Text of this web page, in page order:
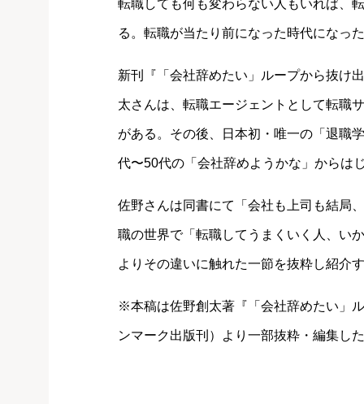
転職しても何も変わらない人もいれば、
る。転職が当たり前になった時代になっ
新刊『「会社辞めたい」ループから抜け
太さんは、転職エージェントとして転職
がある。その後、日本初・唯一の「退職
代〜50代の「会社辞めようかな」からは
佐野さんは同書にて「会社も上司も結局
職の世界で「転職してうまくいく人、い
よりその違いに触れた一節を抜粋し紹介
※本稿は佐野創太著『「会社辞めたい」
ンマーク出版刊）より一部抜粋・編集し